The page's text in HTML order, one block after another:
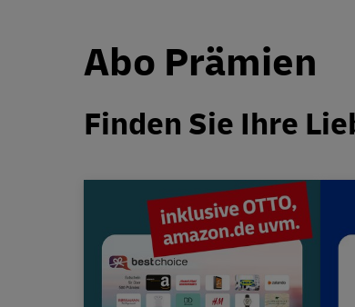
Abo Prämien
Finden Sie Ihre